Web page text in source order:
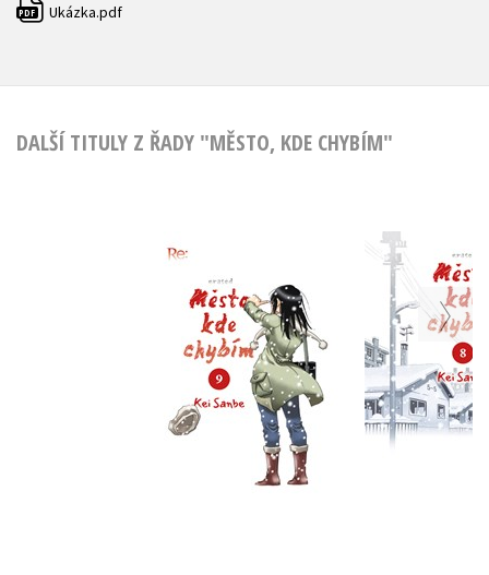
PDF Ukázka.pdf
DALŠÍ TITULY Z ŘADY "MĚSTO, KDE CHYBÍM"
Město, kde chybím 9
Kei Sanbe
Do košíku
299 Kč
Město,
Kei